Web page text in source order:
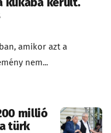
kukába került.
amikor azt a
nem...
millió
türk